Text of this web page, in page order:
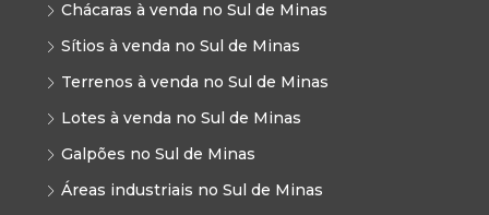
Chácaras à venda no Sul de Minas
Sítios à venda no Sul de Minas
Terrenos à venda no Sul de Minas
Lotes à venda no Sul de Minas
Galpões no Sul de Minas
Áreas industriais no Sul de Minas